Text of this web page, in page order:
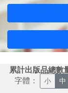
累計出版品總數
字體： 小 中